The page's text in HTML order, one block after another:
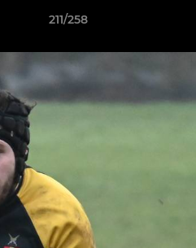
211/258